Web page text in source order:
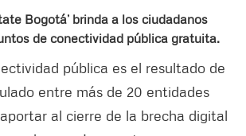
Bogotá’ brinda a los ciudadanos
de conectividad pública gratuita.
pública es el resultado de
entre más de 20 entidades
al cierre de la brecha digital